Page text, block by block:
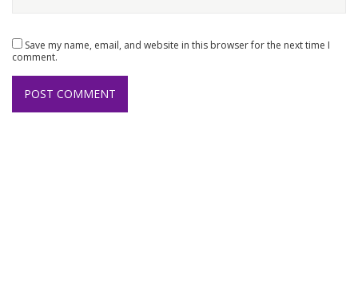
Save my name, email, and website in this browser for the next time I
comment.